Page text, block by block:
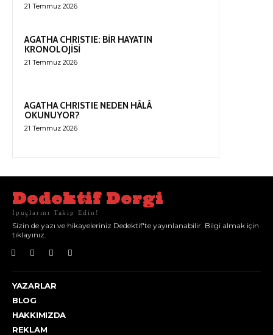
21 Temmuz 2026
AGATHA CHRISTIE: BİR HAYATIN
KRONOLOJİSİ
21 Temmuz 2026
AGATHA CHRISTIE NEDEN HÂLÂ
OKUNUYOR?
21 Temmuz 2026
Dedektif Dergi
İpuçlarını Takip Edin!
Sizin de yazı ve hikayeleriniz Dedektif'te yayınlanabilir. Bilgi almak için
tıklayınız.
YAZARLAR
BLOG
HAKKIMIZDA
REKLAM